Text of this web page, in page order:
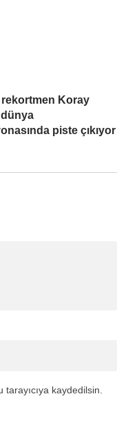
rekortmen Koray
piste çıkıyor
kaydedilsin.